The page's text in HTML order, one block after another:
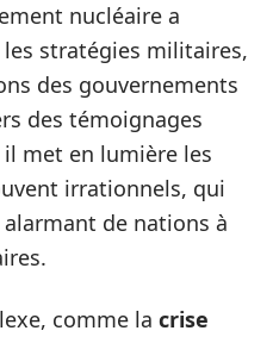
nucléaire a
stratégies militaires,
des gouvernements
des témoignages
met en lumière les
irrationnels, qui
de nations à
comme la crise